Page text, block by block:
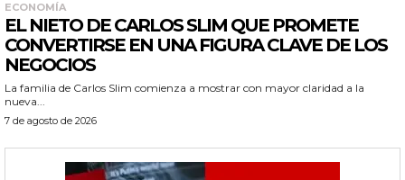
ECONOMÍA
EL NIETO DE CARLOS SLIM QUE PROMETE
CONVERTIRSE EN UNA FIGURA CLAVE DE LOS
NEGOCIOS
La familia de Carlos Slim comienza a mostrar con mayor claridad a la
nueva...
7 de agosto de 2026